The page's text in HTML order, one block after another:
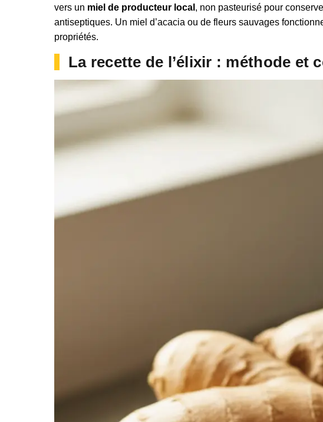
vers un miel de producteur local , non pasteurisé pour
antiseptiques. Un miel d’acacia ou de fleurs sauvages
propriétés.
La recette de l’élixir : méthode et